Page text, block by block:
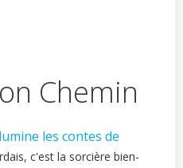
Chemin
les contes de
c'est la sorcière bien-